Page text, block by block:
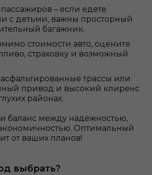
– если едете
с детьми, важны просторный
багажник.
стоимости авто, оцените
страховку и возможный
трассы или
привод и высокий клиренс
районах.
баланс между надежностью,
Оптимальный
от ваших планов!
выбрать?